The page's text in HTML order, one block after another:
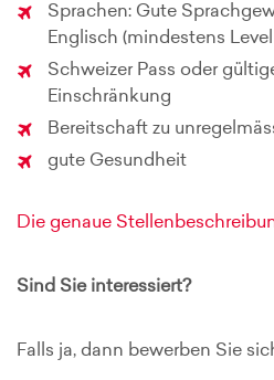
Sprachen: Gute
Englisch (mindestens Level
Schweizer Pass oder
Einschränkung
Bereitschaft zu
gute Gesundheit
Die genaue
Sind Sie interessiert?
Falls ja, dann bewerben Sie